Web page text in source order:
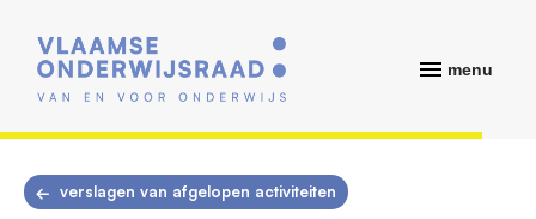
menu
verslagen van afgelopen activiteiten